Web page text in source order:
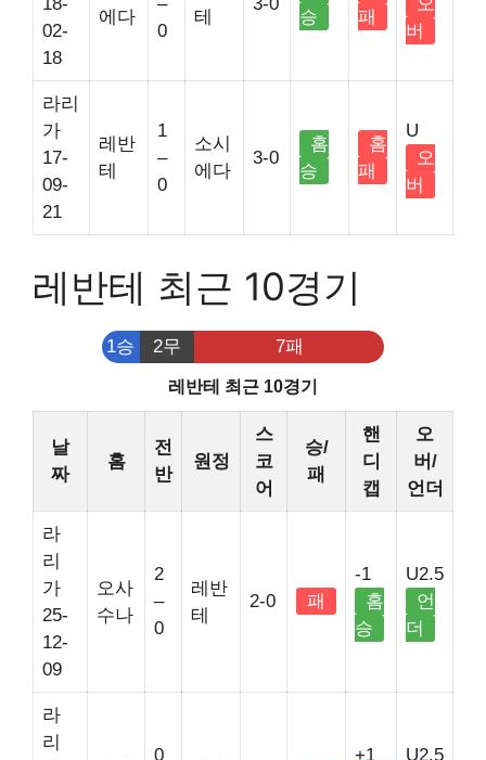
02-
18
에다
0
테
승
패
버
라리
가
17-
09-
21
레반
테
1
–
0
소시
에다
3-0
홈
승
홈
패
U
오
버
레반테 최근 10경기
1승 2무 7패
레반테 최근 10경기
날
짜
홈
전
반
원정
스
코
어
승/
패
핸
디
캡
오
버/
언더
라
리
가
25-
12-
09
오사
수나
2
–
0
레반
테
2-0 패
-1
홈
승
U2.5
언
더
라
리
0
+1
U2.5